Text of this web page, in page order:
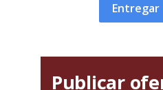
Entregar
Publicar